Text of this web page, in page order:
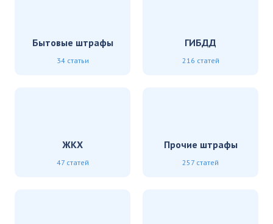
Бытовые штрафы
34 статьи
ГИБДД
216 статей
ЖКХ
47 статей
Прочие штрафы
257 статей